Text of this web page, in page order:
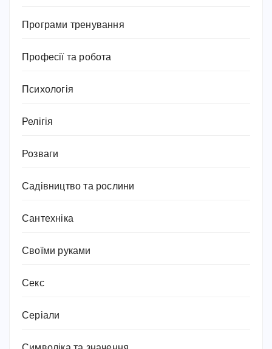
Програми тренування
Професії та робота
Психологія
Релігія
Розваги
Садівництво та рослини
Сантехніка
Своїми руками
Секс
Серіали